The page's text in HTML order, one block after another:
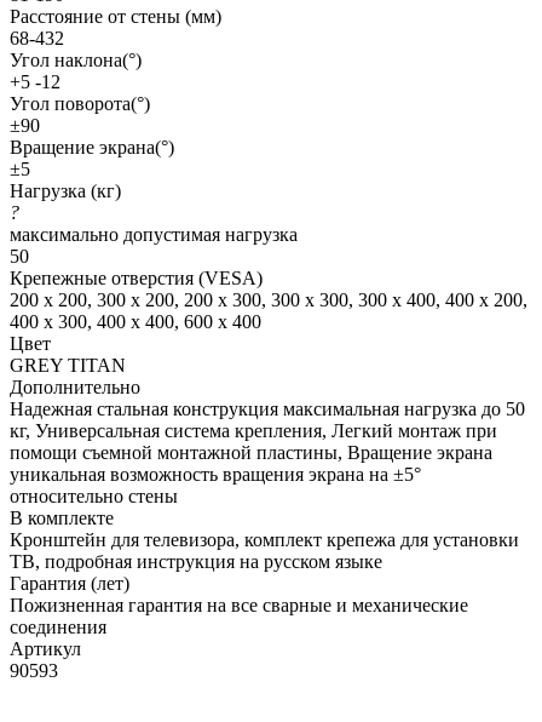
Расстояние от стены (мм)
68-432
Угол наклона(°)
+5 -12
Угол поворота(°)
±90
Вращение экрана(°)
±5
Нагрузка (кг)
?
максимально допустимая нагрузка
50
Крепежные отверстия (VESA)
200 x 200, 300 x 200, 200 x 300, 300 x 300, 300 x 400, 400 x 200,
400 x 300, 400 x 400, 600 x 400
Цвет
GREY TITAN
Дополнительно
Надежная стальная конструкция максимальная нагрузка до 50
кг, Универсальная система крепления, Легкий монтаж при
помощи съемной монтажной пластины, Вращение экрана
уникальная возможность вращения экрана на ±5°
относительно стены
В комплекте
Кронштейн для телевизора, комплект крепежа для установки
ТВ, подробная инструкция на русском языке
Гарантия (лет)
Пожизненная гарантия на все сварные и механические
соединения
Артикул
90593